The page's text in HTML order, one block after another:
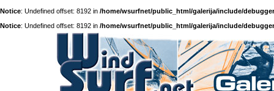
Notice: Undefined offset: 8192 in /home/wsurfnet/public_html/galerija/include/
Notice: Undefined offset: 8192 in /home/wsurfnet/public_html/galerija/include/